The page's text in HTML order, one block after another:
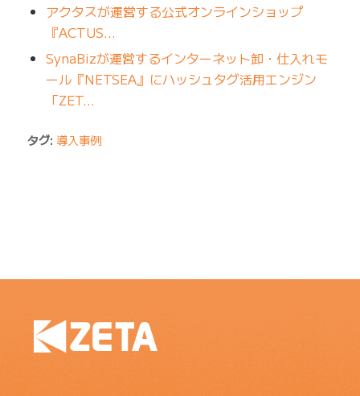
アクタスが運営する公式オンラインショップ
『ACTUS…
SynaBizが運営するインターネット卸・仕入れモ
ール『NETSEA』にハッシュタグ活用エンジン
「ZET…
タグ: 導入事例